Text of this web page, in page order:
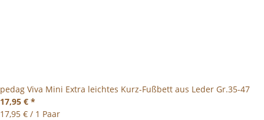
pedag Viva Mini Extra leichtes Kurz-Fußbett aus Leder Gr.35-47
17,95 € *
17,95 € / 1 Paar